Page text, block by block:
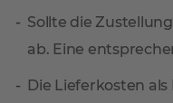
Sollte die
ab. Eine
Die Lieferkosten